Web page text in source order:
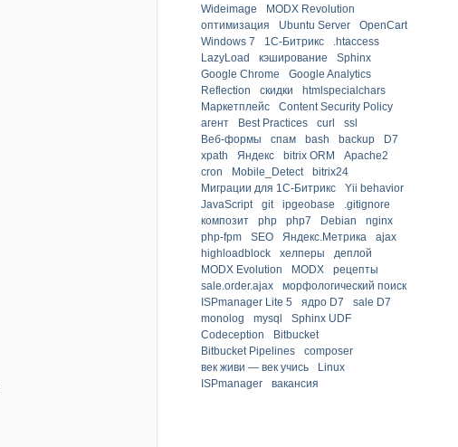
Wideimage
MODX Revolution
оптимизация
Ubuntu Server
OpenCart
Windows 7
1С-Битрикс
.htaccess
LazyLoad
кэширование
Sphinx
Google Chrome
Google Analytics
Reflection
скидки
htmlspecialchars
Маркетплейс
Content Security Policy
агент
Best Practices curl
ssl
Веб-формы
спам bash backup
D7
xpath
Яндекс bitrix ORM
Apache2
cron
Mobile_Detect
bitrix24
Миграции для 1С-Битрикс
Yii behavior
JavaScript
git ipgeobase
.gitignore
композит
php php7 Debian
nginx
php-fpm
SEO Яндекс.Метрика
ajax
highloadblock
хелперы
деплой
MODX Evolution
MODX
рецепты
sale.order.ajax
морфологический поиск
ISPmanager Lite 5
ядро D7
sale D7
monolog
mysql
Sphinx UDF
Codeception
Bitbucket
Bitbucket Pipelines
composer
век живи — век учись
Linux
ISPmanager
вакансия